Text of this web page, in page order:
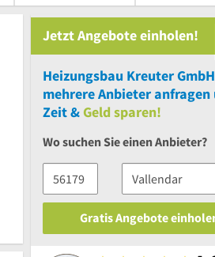
Jetzt Angebote einholen!
Heizungsbau Kreuter GmbH
mehrereAnbieter anfragen
Zeit &Geld sparen!
Wo suchen Sie einen Anbieter?
Gratis Angebote